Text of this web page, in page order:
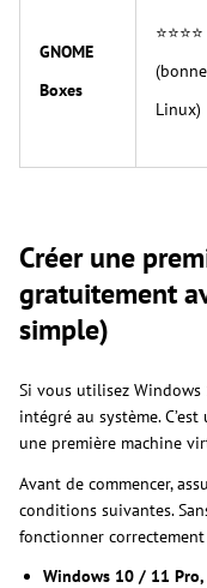
GNOME
Boxes
⭐⭐⭐⭐
Linux)
Créer une
gratuitement
simple)
Si vous utilisez Windows
intégré au système.
une première machine
Avant de commencer,
conditions suivantes.
fonctionner
Windows 10 / 11